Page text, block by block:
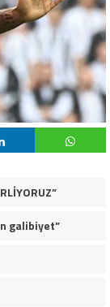
galibiyet”